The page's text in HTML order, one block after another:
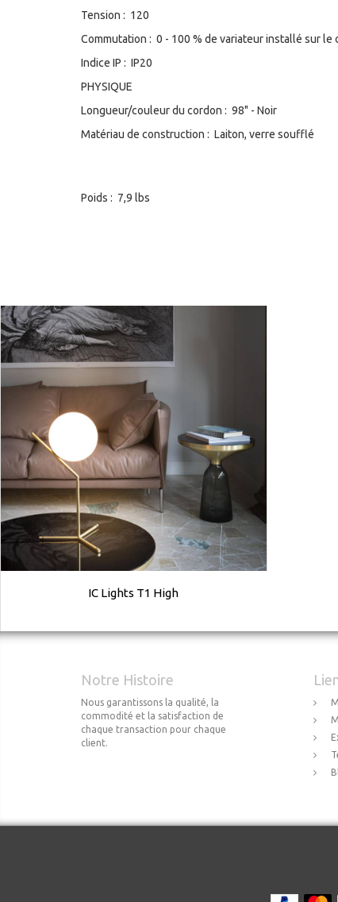
Tension : 120
Commutation : 0 - 100 % de variateur installé sur le
Indice IP : IP20
PHYSIQUE
Longueur/couleur du cordon : 98" - Noir
Matériau de construction : Laiton, verre soufflé
Poids : 7,9 lbs
IC Lights T1 High
Notre Histoire
Nous garantissons la qualité, la
commodité et la satisfaction de
chaque transaction pour chaque
client.